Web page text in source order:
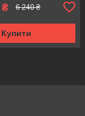
₴ 6 240 ₴
Купити